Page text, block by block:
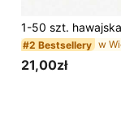
#2 Bestsellery
21,00zł